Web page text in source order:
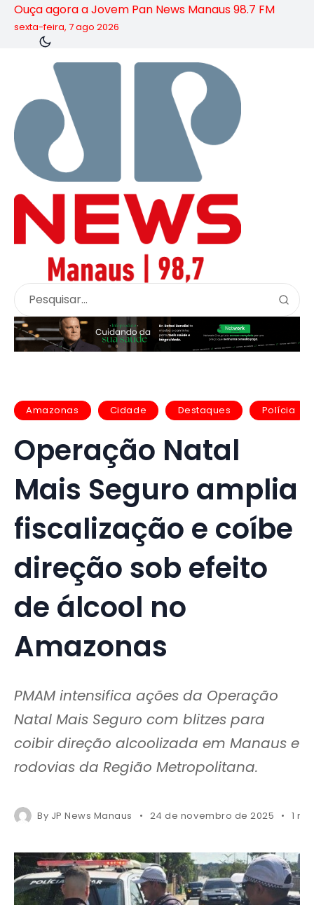
Ouça agora a Jovem Pan News Manaus 98.7 FM
sexta-feira, 7 ago 2026
Amazonas Cidade Destaques Polícia
Operação Natal
Mais Seguro amplia
fiscalização e coíbe
direção sob efeito
de álcool no
Amazonas
PMAM intensifica ações da Operação
Natal Mais Seguro com blitzes para
coibir direção alcoolizada em Manaus e
rodovias da Região Metropolitana.
By JP News Manaus 24 de novembro de 2025 1